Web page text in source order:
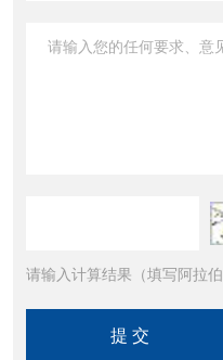
请输入计算结果（填写阿拉